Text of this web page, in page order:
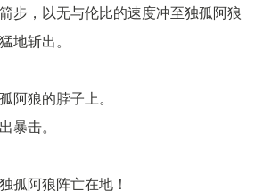
步，以无与伦比的速度冲至独孤阿狼
地斩出。
阿狼的脖子上。
暴击。
孤阿狼阵亡在地！